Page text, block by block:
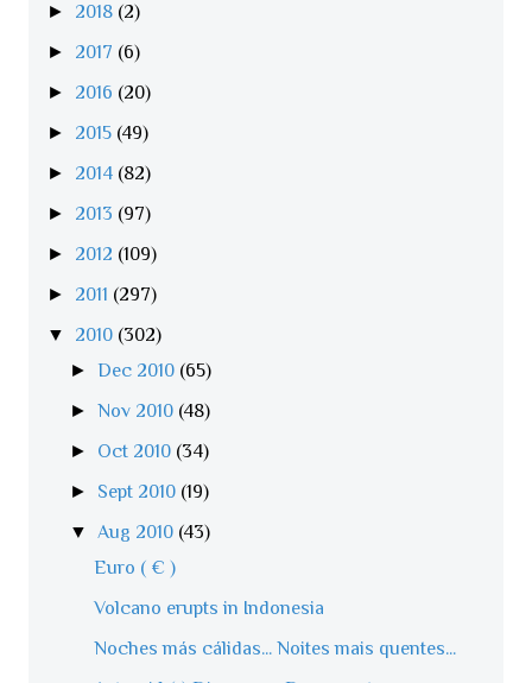
► 2018 (2)
► 2017 (6)
► 2016 (20)
► 2015 (49)
► 2014 (82)
► 2013 (97)
► 2012 (109)
► 2011 (297)
▼ 2010 (302)
►Dec 2010 (65)
►Nov 2010 (48)
► Oct 2010 (34)
► Sept 2010 (19)
▼ Aug 2010 (43)
Euro ( € )
Volcano erupts in Indonesia
Noches más cálidas... Noites mais quentes...